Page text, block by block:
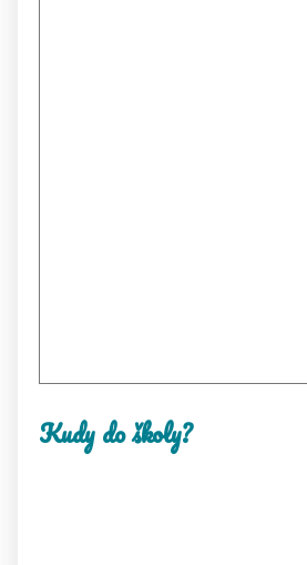
Kudy do školy?